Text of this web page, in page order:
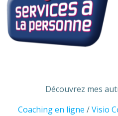
Découvrez mes
Coaching en ligne /Visio